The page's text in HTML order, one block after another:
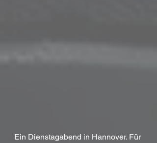
Ein Dienstagabend in Hannover. Für